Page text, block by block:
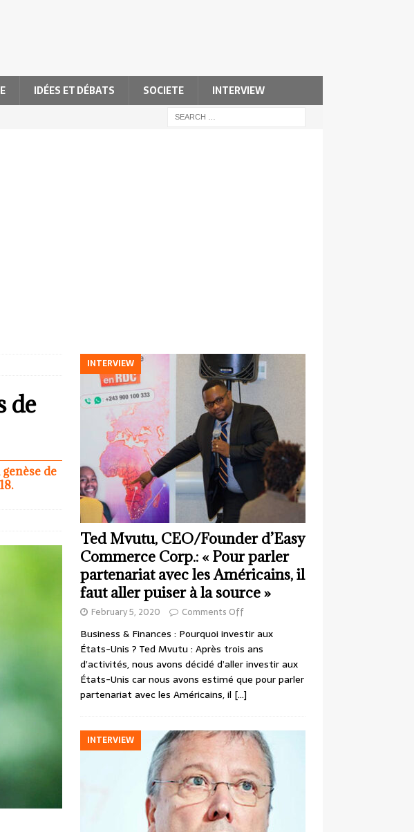
IDÉES ET DÉBATS SOCIETE INTERVIEW
de
de
INTERVIEW
Ted Mvutu, CEO/Founder d’Easy
Commerce Corp.: « Pour parler
partenariat avec les Américains, il
faut aller puiser à la source »
February 5, 2020 Comments Off
Business & Finances : Pourquoi investir aux
États-Unis ? Ted Mvutu : Après trois ans
d’activités, nous avons décidé d’aller investir aux
États-Unis car nous avons estimé que pour parler
partenariat avec les Américains, il […]
INTERVIEW